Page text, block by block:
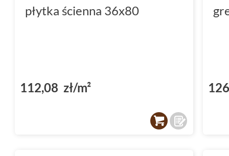
płytka ścienna 36x80
112,08 zł/m²